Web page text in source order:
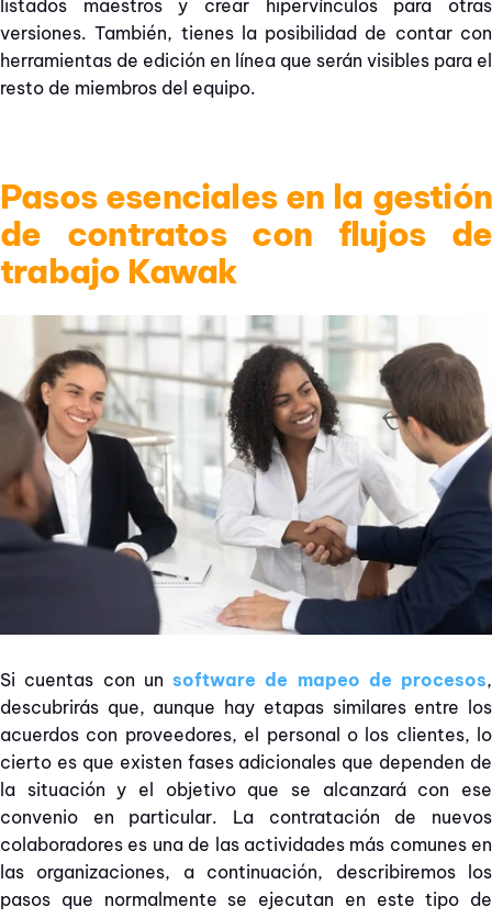
listados maestros y crear hipervínculos para otras
versiones. También, tienes la posibilidad de contar con
herramientas de edición en línea que serán visibles para el
resto de miembros del equipo.
Pasos esenciales en la gestión
de contratos con flujos de
trabajo Kawak
Si cuentas con un software de mapeo de procesos,
descubrirás que, aunque hay etapas similares entre los
acuerdos con proveedores, el personal o los clientes, lo
cierto es que existen fases adicionales que dependen de
la situación y el objetivo que se alcanzará con ese
convenio en particular. La contratación de nuevos
colaboradores es una de las actividades más comunes en
las organizaciones, a continuación, describiremos los
pasos que normalmente se ejecutan en este tipo de